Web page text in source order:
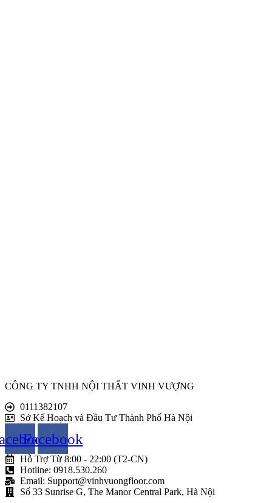
CÔNG TY TNHH NỘI THẤT VINH VƯỢNG
0111382107
Sở Kế Hoạch và Đầu Tư Thành Phố Hà Nội
Facebook
Hỗ Trợ Từ 8:00 - 22:00 (T2-CN)
Hotline: 0918.530.260
Email: Support@vinhvuongfloor.com
Số 33 Sunrise G, The Manor Central Park, Hà Nội